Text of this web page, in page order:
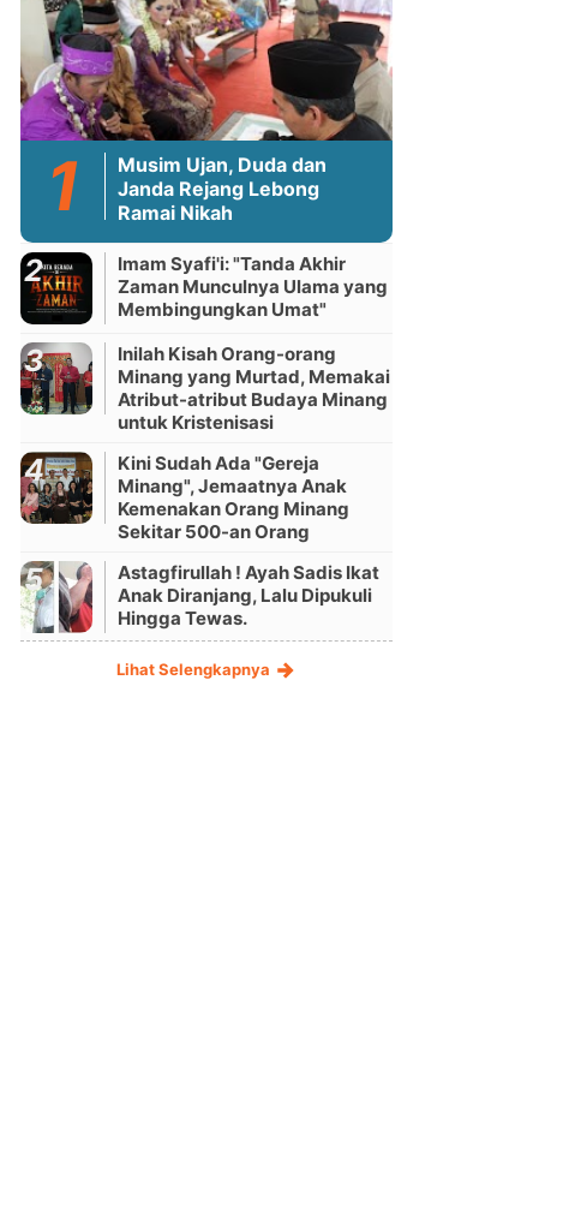
Musim Ujan, Duda dan
Janda Rejang Lebong
Ramai Nikah
Imam Syafi'i: "Tanda Akhir
Zaman Munculnya Ulama yang
Membingungkan Umat"
Inilah Kisah Orang-orang
Minang yang Murtad, Memakai
Atribut-atribut Budaya Minang
untuk Kristenisasi
Kini Sudah Ada "Gereja
Minang", Jemaatnya Anak
Kemenakan Orang Minang
Sekitar 500-an Orang
Astagfirullah ! Ayah Sadis Ikat
Anak Diranjang, Lalu Dipukuli
Hingga Tewas.
Lihat Selengkapnya